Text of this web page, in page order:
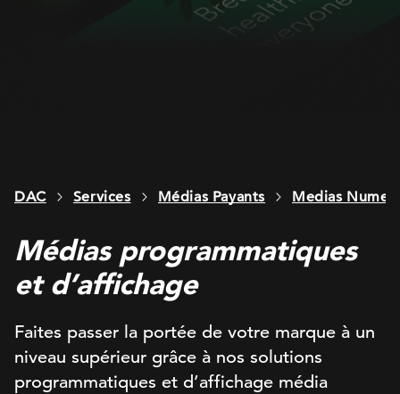
DAC Services Médias Payants Medias
Médias programmatiques
et d’affichage
Faites passer la portée de votre marque à un
niveau supérieur grâce à nos solutions
programmatiques et d’affichage média